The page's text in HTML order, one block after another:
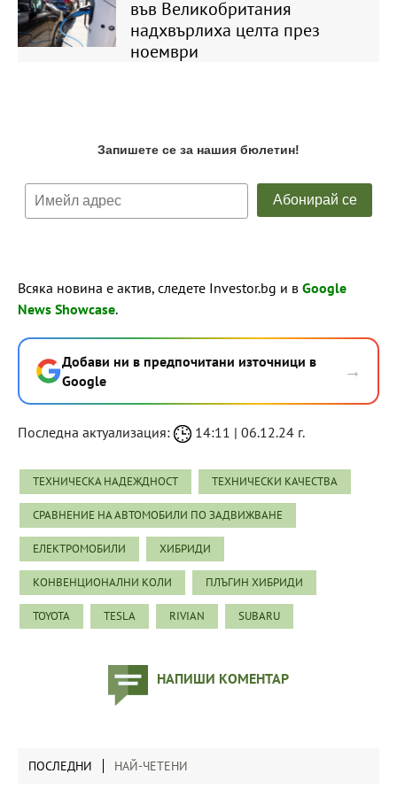
във Великобритания
надхвърлиха целта през
ноември
Всяка новина е актив, следете Investor.bg и в Google
News Showcase.
Добави ни в предпочитани източници в
Google
→
Последна актуализация: 14:11 | 06.12.24 г.
ТЕХНИЧЕСКА НАДЕЖДНОСТ ТЕХНИЧЕСКИ КАЧЕСТВА
СРАВНЕНИЕ НА АВТОМОБИЛИ ПО ЗАДВИЖВАНЕ
ЕЛЕКТРОМОБИЛИ ХИБРИДИ
КОНВЕНЦИОНАЛНИ КОЛИ ПЛЪГИН ХИБРИДИ
TOYOTA TESLA RIVIAN SUBARU
НАПИШИ КОМЕНТАР
ПОСЛЕДНИ НАЙ-ЧЕТЕНИ